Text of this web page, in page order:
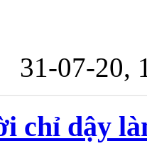
31-07-20,
chỉ dậy